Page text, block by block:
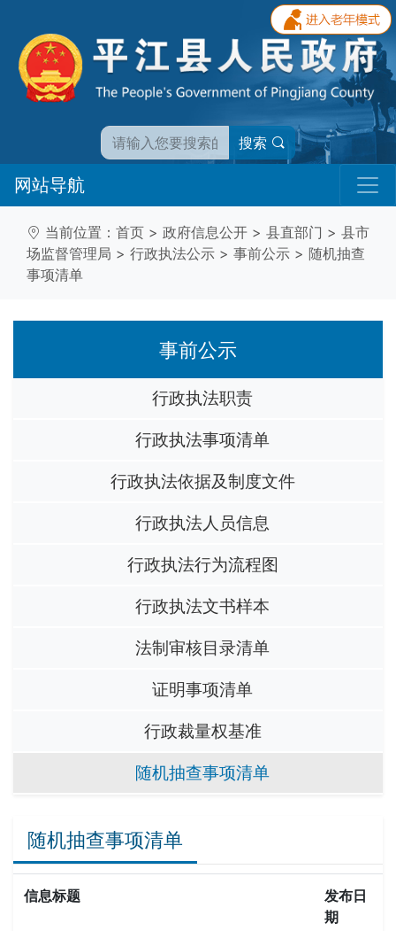
搜索
网站导航
当前位置： 首页 > 政府信息公开 > 县直部门 > 县市
场监督管理局 > 行政执法公示 > 事前公示 > 随机抽查
事项清单
事前公示
行政执法职责
行政执法事项清单
行政执法依据及制度文件
行政执法人员信息
行政执法行为流程图
行政执法文书样本
法制审核目录清单
证明事项清单
行政裁量权基准
随机抽查事项清单
随机抽查事项清单
信息标题
发布日
期